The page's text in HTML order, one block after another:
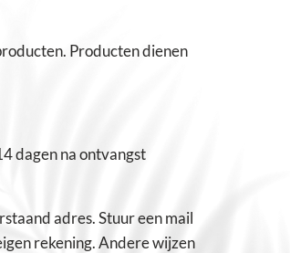
Producten dienen
dagen na ontvangst
adres. Stuur een mail
rekening. Andere wijzen